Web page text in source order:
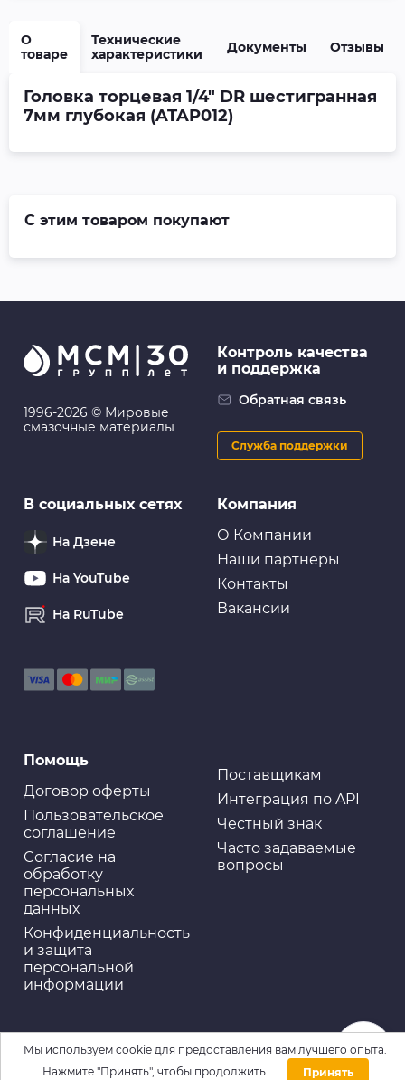
О
товаре
Технические
характеристики
Документы Отзывы
Головка торцевая 1/4" DR шестигранная
7мм глубокая (ATAP012)
С этим товаром покупают
1996-2026 © Мировые
смазочные материалы
Компания
О Компании
Наши партнеры
Контакты
Вакансии
Помощь
Договор оферты
Пользовательское
соглашение
Cогласие на
обработку
персональных
данных
Конфиденциальность
и защита
персональной
информации
Поставщикам
Интеграция по API
Честный знак
Часто задаваемые
вопросы
Контроль качества
и поддержка
Обратная связь
Служба поддержки
В социальных сетях
На Дзене
На YouTube
На RuTube
Домой Каталог Войти
Мы используем cookie для предоставления вам лучшего опыта.
Нажмите "Принять", чтобы продолжить.
Принять